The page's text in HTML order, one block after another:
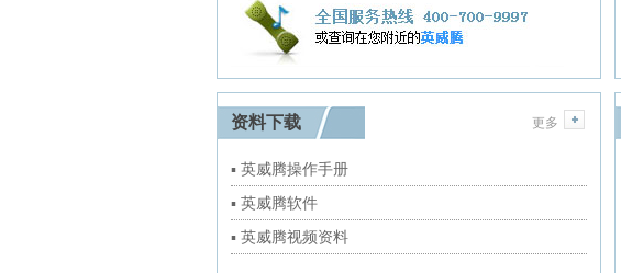
资料下载 更多
▪ 英威腾操作手册
▪ 英威腾软件
▪ 英威腾视频资料